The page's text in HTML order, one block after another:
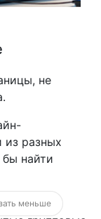
не
из разных
найти
меньше